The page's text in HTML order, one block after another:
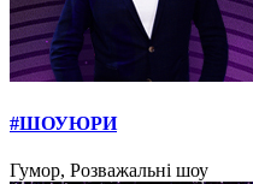
#ШОУЮРИ
Гумор, Розважальні шоу